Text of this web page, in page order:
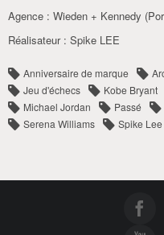
Agence : Wieden + Kennedy
Réalisateur : Spike LEE
Anniversaire de marque
Jeu d'échecs
Kobe Bryant
Michael Jordan
Passé
Serena Williams
Spike Lee